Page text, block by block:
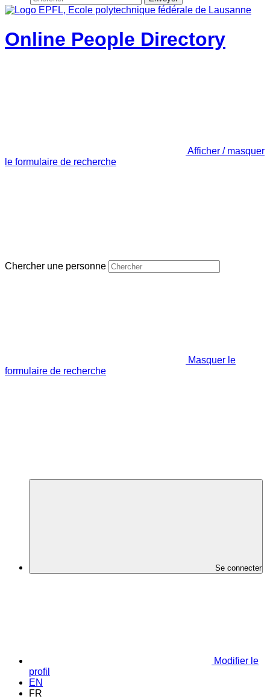
Online People Directory
Afficher / masquer
le formulaire de recherche
Chercher une personne
Masquer le
formulaire de recherche
Se connecter
Modifier le
profil
EN
FR